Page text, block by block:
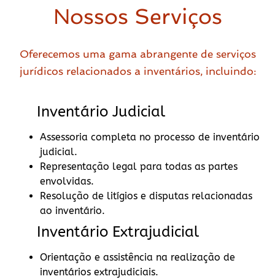
Nossos Serviços
Oferecemos uma gama abrangente de serviços
jurídicos relacionados a inventários, incluindo:
Inventário Judicial
Assessoria completa no processo de inventário
judicial.
Representação legal para todas as partes
envolvidas.
Resolução de litígios e disputas relacionadas
ao inventário.
Inventário Extrajudicial
Orientação e assistência na realização de
inventários extrajudiciais.